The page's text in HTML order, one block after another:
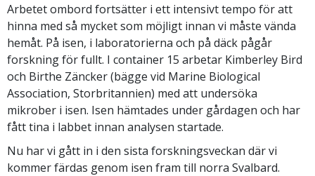
Arbetet ombord fortsätter i ett intensivt tempo för att
hinna med så mycket som möjligt innan vi måste vända
hemåt. På isen, i laboratorierna och på däck pågår
forskning för fullt. I container 15 arbetar Kimberley Bird
och Birthe Zäncker (bägge vid Marine Biological
Association, Storbritannien) med att undersöka
mikrober i isen. Isen hämtades under gårdagen och har
fått tina i labbet innan analysen startade.
Nu har vi gått in i den sista forskningsveckan där vi
kommer färdas genom isen fram till norra Svalbard.